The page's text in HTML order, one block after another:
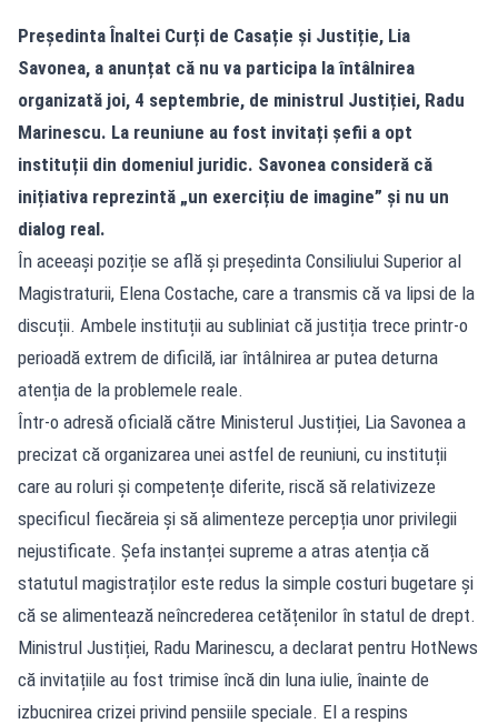
Președinta Înaltei Curți de Casație și Justiție, Lia
Savonea, a anunțat că nu va participa la întâlnirea
organizată joi, 4 septembrie, de ministrul Justiției, Radu
Marinescu. La reuniune au fost invitați șefii a opt
instituții din domeniul juridic. Savonea consideră că
inițiativa reprezintă „un exercițiu de imagine” și nu un
dialog real.
În aceeași poziție se află și președinta Consiliului Superior al
Magistraturii, Elena Costache, care a transmis că va lipsi de la
discuții. Ambele instituții au subliniat că justiția trece printr-o
perioadă extrem de dificilă, iar întâlnirea ar putea deturna
atenția de la problemele reale.
Într-o adresă oficială către Ministerul Justiției, Lia Savonea a
precizat că organizarea unei astfel de reuniuni, cu instituții
care au roluri și competențe diferite, riscă să relativizeze
specificul fiecăreia și să alimenteze percepția unor privilegii
nejustificate. Șefa instanței supreme a atras atenția că
statutul magistraților este redus la simple costuri bugetare și
că se alimentează neîncrederea cetățenilor în statul de drept.
Ministrul Justiției, Radu Marinescu, a declarat pentru HotNews
că invitațiile au fost trimise încă din luna iulie, înainte de
izbucnirea crizei privind pensiile speciale. El a respins